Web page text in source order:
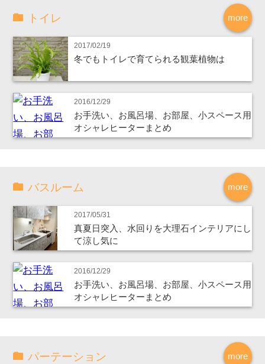
more
トイレ
2017/02/19
冬でもトイレで育てられる観葉植物は
2016/12/29
お手洗い、お風呂場、お部屋、小スペース用
オシャレヒーターまとめ
more
バスルーム
2017/05/31
真夏日突入、水回りを大理石インテリアにし
て涼し気に
2016/12/29
お手洗い、お風呂場、お部屋、小スペース用
オシャレヒーターまとめ
more
パーテーション